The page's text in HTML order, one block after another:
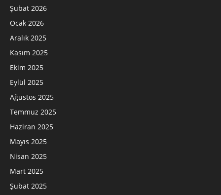
Şubat 2026
Ocak 2026
Aralık 2025
Kasım 2025
Ekim 2025
Eylül 2025
Ağustos 2025
Temmuz 2025
Haziran 2025
Mayıs 2025
Nisan 2025
Mart 2025
Şubat 2025